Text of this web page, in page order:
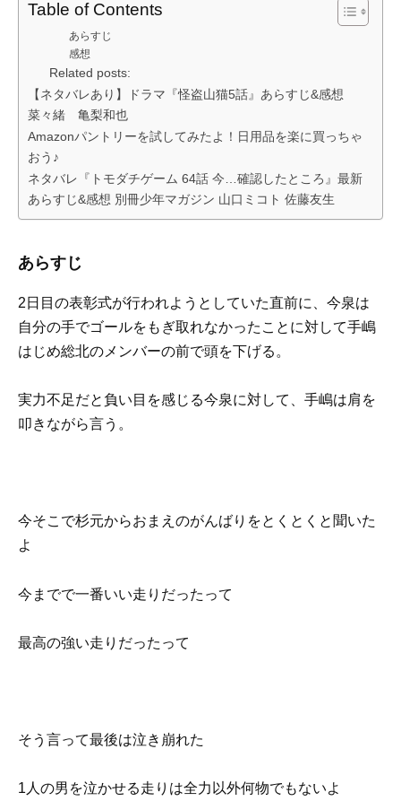
Table of Contents
あらすじ
感想
Related posts:
【ネタバレあり】ドラマ『怪盗山猫5話』あらすじ&感想
菜々緒 亀梨和也
Amazonパントリーを試してみたよ！日用品を楽に買っちゃ
おう♪
ネタバレ『トモダチゲーム 64話 今…確認したところ』最新
あらすじ&感想 別冊少年マガジン 山口ミコト 佐藤友生
あらすじ
2日目の表彰式が行われようとしていた直前に、今泉は
自分の手でゴールをもぎ取れなかったことに対して手嶋
はじめ総北のメンバーの前で頭を下げる。
実力不足だと負い目を感じる今泉に対して、手嶋は肩を
叩きながら言う。
今そこで杉元からおまえのがんばりをとくとくと聞いた
よ
今までで一番いい走りだったって
最高の強い走りだったって
そう言って最後は泣き崩れた
1人の男を泣かせる走りは全力以外何物でもないよ